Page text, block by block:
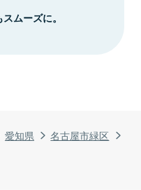
愛知県
名古屋市緑区
ムーズに。